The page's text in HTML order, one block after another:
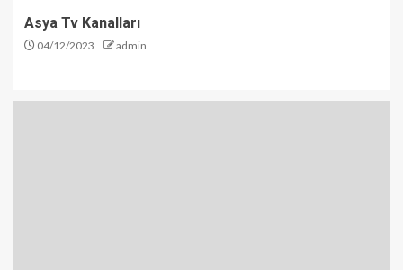
Asya Tv Kanalları
04/12/2023 admin